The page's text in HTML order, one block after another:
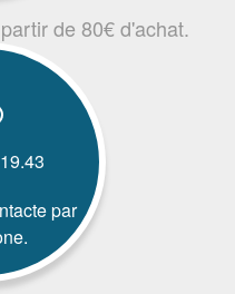
de 80€ d'achat.
par